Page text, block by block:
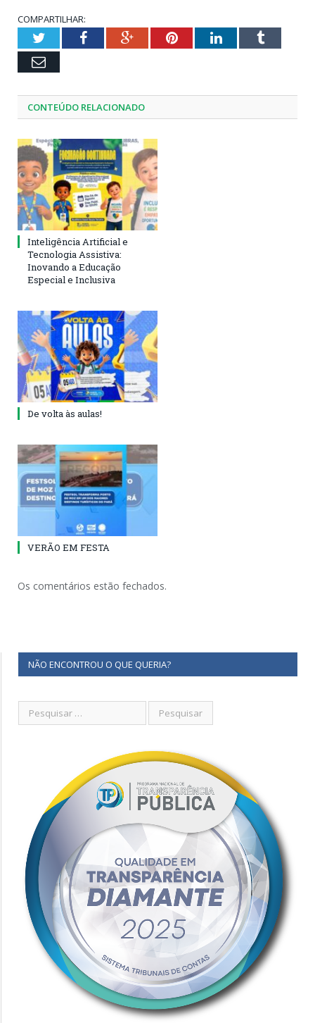
COMPARTILHAR:
TwitterFacebookGoogle+PinterestLinkedInTumblr
Email
CONTEÚDO RELACIONADO
Inteligência Artificial e
Tecnologia Assistiva:
Inovando a Educação
Especial e Inclusiva
De volta às aulas!
VERÃO EM FESTA
Os comentários estão fechados.
NÃO ENCONTROU O QUE QUERIA?